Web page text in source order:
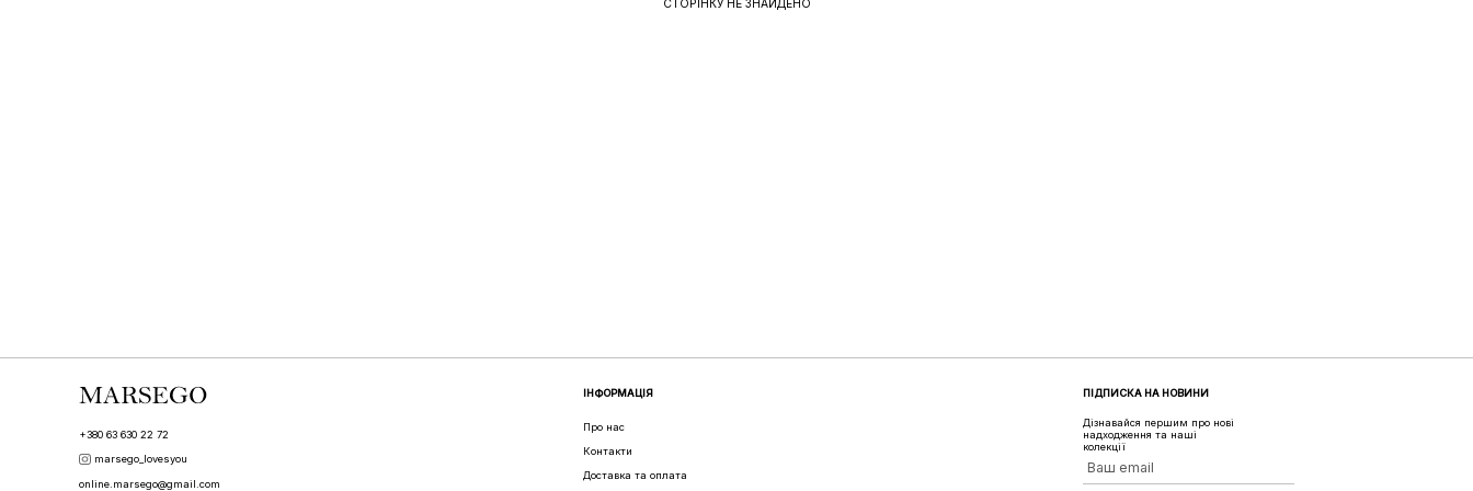
СТОРІНКУ НЕ ЗНАЙДЕНО
+380 63 630 22 72
marsego_lovesyou
online.marsego@gmail.com
ІНФОРМАЦІЯ
Про нас
Контакти
Доставка та оплата
ПІДПИСКА НА НОВИНИ
Дізнавайся першим про нові
надходження та наші
колекції
Ваш email